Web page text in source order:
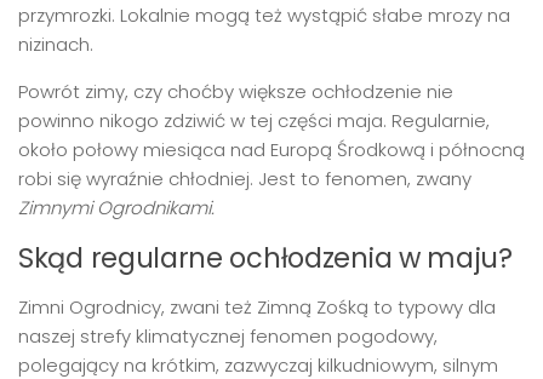
przymrozki. Lokalnie mogą też wystąpić słabe mrozy na
nizinach.
Powrót zimy, czy choćby większe ochłodzenie nie
powinno nikogo zdziwić w tej części maja. Regularnie,
około połowy miesiąca nad Europą Środkową i północną
robi się wyraźnie chłodniej. Jest to fenomen, zwany
Zimnymi Ogrodnikami.
Skąd regularne ochłodzenia w maju?
Zimni Ogrodnicy, zwani też Zimną Zośką to typowy dla
naszej strefy klimatycznej fenomen pogodowy,
polegający na krótkim, zazwyczaj kilkudniowym, silnym